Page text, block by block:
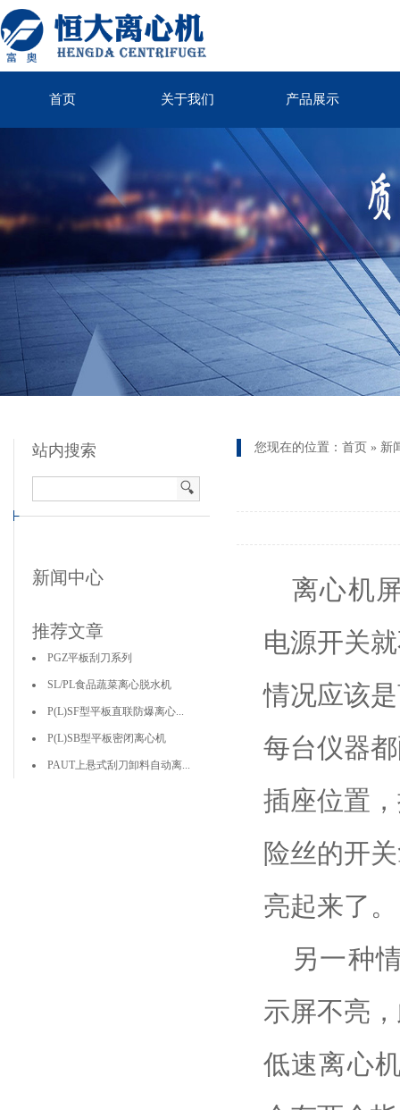
首页 关于我们 产品展示
您现在的位置： 首页 » 新
离心机
电源开关
情况应该
每台仪器
插座位置
险丝的开
亮起来了。
另一种
示屏不亮
低速离心
站内搜索
新闻中心
推荐文章
PGZ平板刮刀系列
SL/PL食品蔬菜离心脱水机
P(L)SF型平板直联防爆离心...
P(L)SB型平板密闭离心机
PAUT上悬式刮刀卸料自动离...